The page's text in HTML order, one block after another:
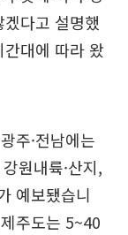
다고 설명했
대에 따라 왔
주·전남에는
원내륙·산지,
예보됐습니
주도는 5~40